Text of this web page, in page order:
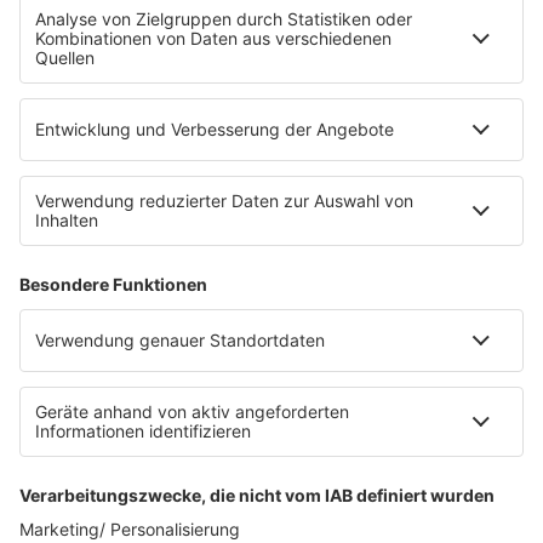
Fahrradparkhaus
Die Uniklinik Tübingen hat ein neues Fahrradparkhaus
eröffnet. Direkt an der Medizinischen Klinik bietet es
E-Bikes über eine Photovoltaikanlage auf dem …
Impressum
Datenschutzerklärung